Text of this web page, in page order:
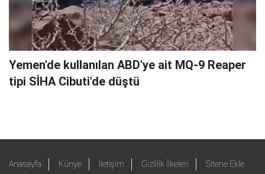
Yemen'de kullanılan ABD'ye ait MQ-9 Reaper
tipi SİHA Cibuti'de düştü
Anasayfa Künye İletişim Gizlilik İlkeleri Sitene Ekle